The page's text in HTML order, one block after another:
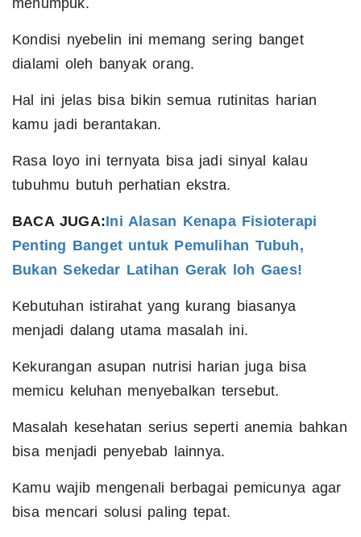
menumpuk.
Kondisi nyebelin ini memang sering banget
dialami oleh banyak orang.
Hal ini jelas bisa bikin semua rutinitas harian
kamu jadi berantakan.
Rasa loyo ini ternyata bisa jadi sinyal kalau
tubuhmu butuh perhatian ekstra.
BACA JUGA:Ini Alasan Kenapa Fisioterapi
Penting Banget untuk Pemulihan Tubuh,
Bukan Sekedar Latihan Gerak loh Gaes!
Kebutuhan istirahat yang kurang biasanya
menjadi dalang utama masalah ini.
Kekurangan asupan nutrisi harian juga bisa
memicu keluhan menyebalkan tersebut.
Masalah kesehatan serius seperti anemia bahkan
bisa menjadi penyebab lainnya.
Kamu wajib mengenali berbagai pemicunya agar
bisa mencari solusi paling tepat.